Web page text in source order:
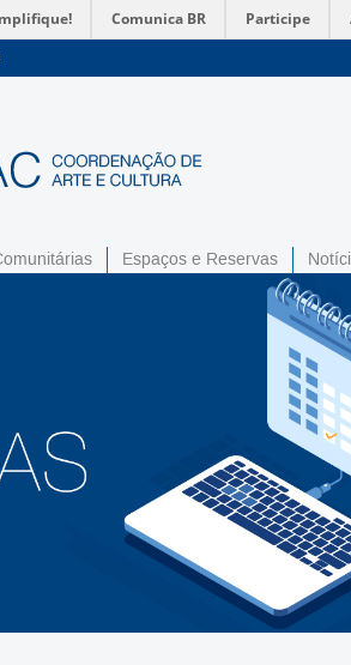
Comunica BR Participe
Espaços e Reservas